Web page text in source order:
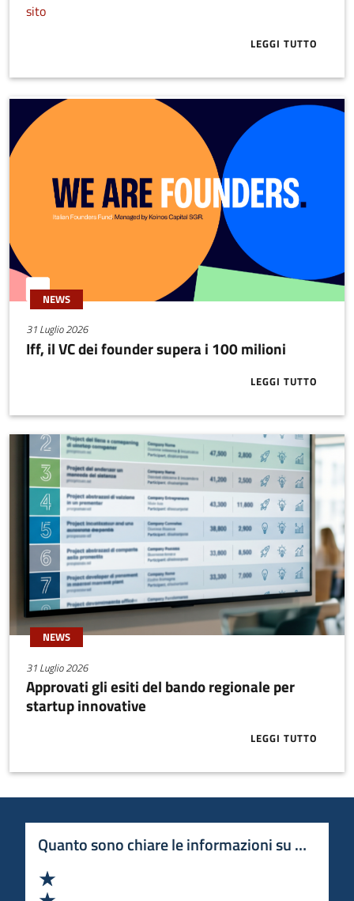
sito
LEGGI TUTTO
ABOUT
NEWS
31 Luglio 2026
Iff, il VC dei founder supera i 100 milioni
LEGGI TUTTO
ABOUT IFF,
NEWS
31 Luglio 2026
Approvati gli esiti del bando regionale per
startup innovative
LEGGI TUTTO
ABOUT
Quanto sono chiare le informazioni su questa